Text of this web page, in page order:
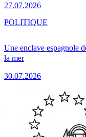
27.07.2026
Une enclave espagnole
la mer
30.07.2026
POLITIQUE